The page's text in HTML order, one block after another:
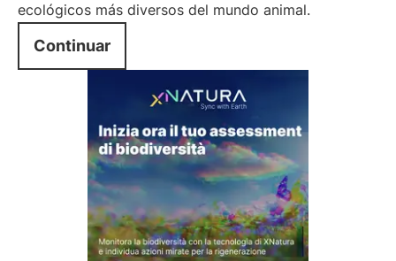
ecológicos más diversos del mundo animal.
Continuar